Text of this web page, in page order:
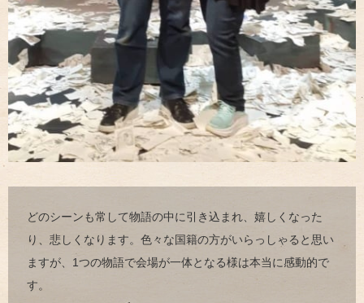
どのシーンも常して物語の中に引き込まれ、嬉しくなった
り、悲しくなります。色々な国籍の方がいらっしゃると思い
ますが、1つの物語で会場が一体となる様は本当に感動的で
す。